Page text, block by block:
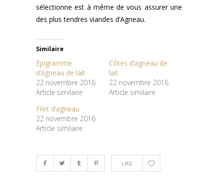
sélectionne est à même de vous assurer une
des plus tendres viandes d’Agneau.
Similaire
Epigramme
d’agneau de lait
22 novembre 2016
Article similaire
Côtes d’agneau de
lait
22 novembre 2016
Article similaire
Filet d’agneau
22 novembre 2016
Article similaire
LIKE